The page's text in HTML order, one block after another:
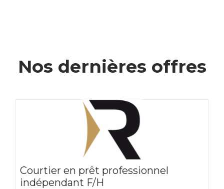
Nos dernières offres
Courtier en prêt professionnel
indépendant F/H